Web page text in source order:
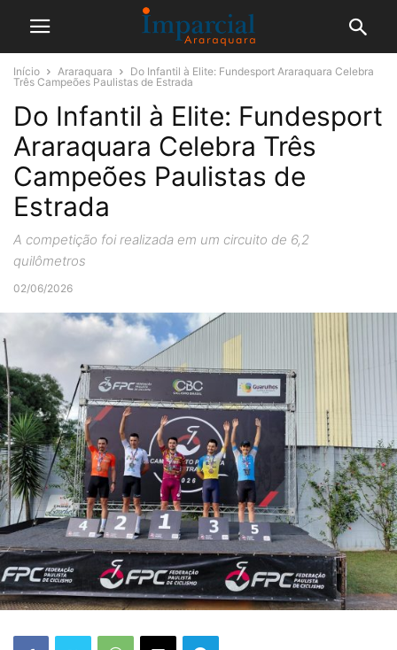
Início Araraquara
Do Infantil à Elite: Fundesport Araraquara Celebra
Três Campeões Paulistas de Estrada
Do Infantil à Elite: Fundesport
Araraquara Celebra Três
Campeões Paulistas de
Estrada
A competição foi realizada em um circuito de 6,2
quilômetros
02/06/2026